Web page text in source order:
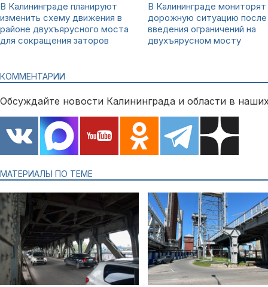
В Калининграде планируют
изменить схему движения в
районе двухъярусного моста
для сокращения заторов
В Калининграде мониторят
дорожную ситуацию после
введения ограничений на
двухъярусном мосту
КОММЕНТАРИИ
Обсуждайте новости Калининграда и области в
МАТЕРИАЛЫ ПО ТЕМЕ